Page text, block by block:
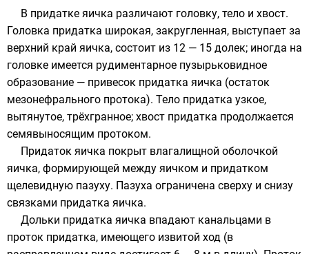
В придатке яичка различают головку, тело и хвост.
Головка придатка широкая, закругленная, выступает за
верхний край яичка, состоит из 12 — 15 долек; иногда на
головке имеется рудиментарное пузырьковидное
образование — привесок придатка яичка (остаток
мезонефрального протока). Тело придатка узкое,
вытянутое, трёхгранное; хвост придатка продолжается
семявыносящим протоком.
Придаток яичка покрыт влагалищной оболочкой
яичка, формирующей между яичком и придатком
щелевидную пазуху. Пазуха ограничена сверху и снизу
связками придатка яичка.
Дольки придатка яичка впадают канальцами в
проток придатка, имеющего извитой ход (в